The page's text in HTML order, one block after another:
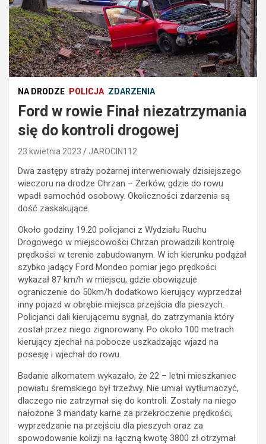
NA DRODZE POLICJA ZDARZENIA
Ford w rowie Finał niezatrzymania
się do kontroli drogowej
23 kwietnia 2023 JAROCIN112
Dwa zastępy straży pożarnej interweniowały dzisiejszego
wieczoru na drodze Chrzan – Żerków, gdzie do rowu
wpadł samochód osobowy. Okoliczności zdarzenia są
dość zaskakujące.
Około godziny 19.20 policjanci z Wydziału Ruchu
Drogowego w miejscowości Chrzan prowadzili kontrolę
prędkości w terenie zabudowanym. W ich kierunku podążał
szybko jadący Ford Mondeo pomiar jego prędkości
wykazał 87 km/h w miejscu, gdzie obowiązuje
ograniczenie do 50km/h dodatkowo kierujący wyprzedzał
inny pojazd w obrębie miejsca przejścia dla pieszych.
Policjanci dali kierującemu sygnał, do zatrzymania który
został przez niego zignorowany. Po około 100 metrach
kierujący zjechał na pobocze uszkadzając wjazd na
posesję i wjechał do rowu.
Badanie alkomatem wykazało, że 22 – letni mieszkaniec
powiatu śremskiego był trzeźwy. Nie umiał wytłumaczyć,
dlaczego nie zatrzymał się do kontroli. Zostały na niego
nałożone 3 mandaty karne za przekroczenie prędkości,
wyprzedzanie na przejściu dla pieszych oraz za
spowodowanie kolizji na łączną kwotę 3800 zł otrzymał